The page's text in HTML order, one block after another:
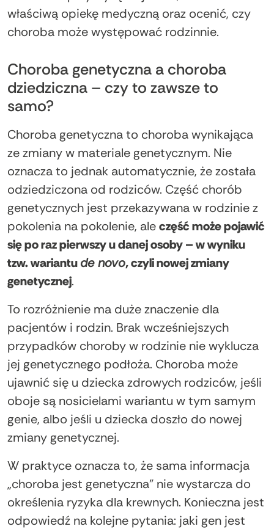
właściwą opiekę medyczną oraz ocenić, czy
choroba może występować rodzinnie.
Choroba genetyczna a choroba
dziedziczna – czy to zawsze to
samo?
Choroba genetyczna to choroba wynikająca
ze zmiany w materiale genetycznym. Nie
oznacza to jednak automatycznie, że została
odziedziczona od rodziców. Część chorób
genetycznych jest przekazywana w rodzinie z
pokolenia na pokolenie, aleczęść może pojawić
się po raz pierwszy u danej osoby – w wyniku
tzw. wariantude novo, czyli nowej zmiany
genetycznej.
To rozróżnienie ma duże znaczenie dla
pacjentów i rodzin. Brak wcześniejszych
przypadków choroby w rodzinie nie wyklucza
jej genetycznego podłoża. Choroba może
ujawnić się u dziecka zdrowych rodziców, jeśli
oboje są nosicielami wariantu w tym samym
genie, albo jeśli u dziecka doszło do nowej
zmiany genetycznej.
W praktyce oznacza to, że sama informacja
„choroba jest genetyczna” nie wystarcza do
określenia ryzyka dla krewnych. Konieczna jest
odpowiedź na kolejne pytania: jaki gen jest